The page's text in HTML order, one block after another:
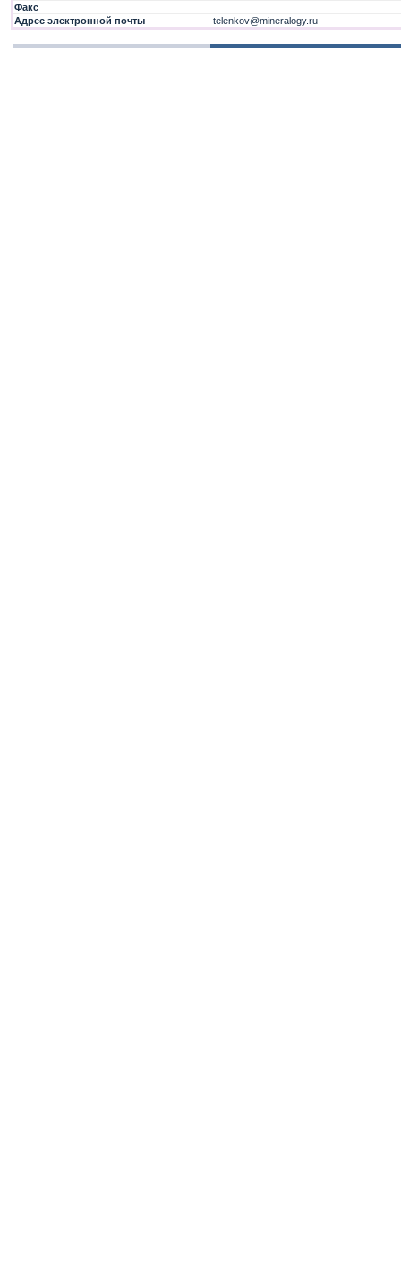
Факс
Адрес электронной почты
telenkov@mineralogy.ru